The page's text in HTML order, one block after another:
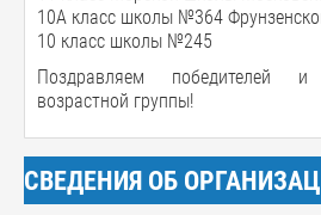
10А класс школы №364
10 класс школы №245
Поздравляем победителей
возрастной группы!
СВЕДЕНИЯ ОБ